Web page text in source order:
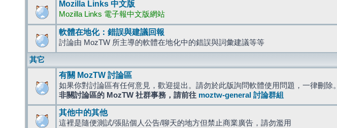
Mozilla Links 中文版
Mozilla Links 電子報中文版網站
軟體在地化：錯誤與建議回報
討論由 MozTW 所主導的軟體在地化中的錯誤與詞彙建議等等
其它
有關 MozTW 討論區
如果你對討論區有任何意見，歡迎提出。請勿於此版詢問軟體使用問題，一律刪除。
非關討論區的 MozTW 社群事務，請前往 moztw-general 討論群組
其他中的其他
這裡是隨便測試/張貼個人公告/聊天的地方但禁止商業廣告，請勿濫用